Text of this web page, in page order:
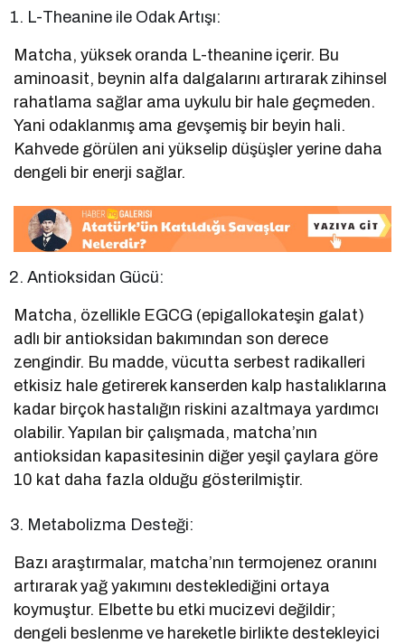
L-Theanine ile Odak Artışı:
Matcha, yüksek oranda L-theanine içerir. Bu
aminoasit, beynin alfa dalgalarını artırarak zihinsel
rahatlama sağlar ama uykulu bir hale geçmeden.
Yani odaklanmış ama gevşemiş bir beyin hali.
Kahvede görülen ani yükselip düşüşler yerine daha
dengeli bir enerji sağlar.
Antioksidan Gücü:
Matcha, özellikle EGCG (epigallokateşin galat)
adlı bir antioksidan bakımından son derece
zengindir. Bu madde, vücutta serbest radikalleri
etkisiz hale getirerek kanserden kalp hastalıklarına
kadar birçok hastalığın riskini azaltmaya yardımcı
olabilir. Yapılan bir çalışmada, matcha’nın
antioksidan kapasitesinin diğer yeşil çaylara göre
10 kat daha fazla olduğu gösterilmiştir.
Metabolizma Desteği:
Bazı araştırmalar, matcha’nın termojenez oranını
artırarak yağ yakımını desteklediğini ortaya
koymuştur. Elbette bu etki mucizevi değildir;
dengeli beslenme ve hareketle birlikte destekleyici